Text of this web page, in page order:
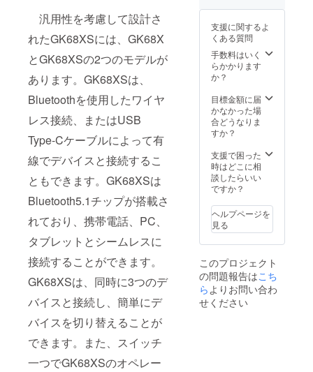
汎用性を考慮して設計さ
れたGK68XSには、GK68X
とGK68XSの2つのモデルが
あります。GK68XSは、
Bluetoothを使用したワイヤ
レス接続、またはUSB
Type-Cケーブルによって有
線でデバイスと接続するこ
ともできます。GK68XSは
Bluetooth5.1チップが搭載さ
れており、携帯電話、PC、
タブレットとシームレスに
接続することができます。
GK68XSは、同時に3つのデ
バイスと接続し、簡単にデ
バイスを切り替えることが
できます。また、スイッチ
一つでGK68XSのオペレー
キー
キャッ
プ*1 ア
ディ
ショナ
ル
キャッ
プ*1 ア
ディ
Space-
Barス
イッチ
*1
ケーブ
イッチ
分解
ツール
*1 キー
キャッ
ププー
ラー*1
●送料込
み 詳し
い同梱
商品
GK68X
S
イッチ
有線メ
カニカ
（プラ
スチッ
クシエ
ル）*1
s&Mac
レイア
ウト
キー
プ*1 ア
ディ
ショナ
ル
プス
チ、
GSAプ
ロファ
イル及
キャッ
プ
●Windo
イアウ
トをサ
ポート
●Cherr
カニカ
ルス
イッチ
（青
軸、茶
軸、赤
軸） ●
キー
キャッ
1900m
テリー
が搭載
されま
した。
ワイヤ
線切り
替え可
能
●1680
RGB
バック
ライ
ト、
スワッ
プス
イッ
チ、
ロファ
イル及
びPBT
キー
キャッ
支援に関するよ
くある質問
手数料はいく
らかかります
か？
目標金額に届
かなかった場
合どうなりま
すか？
支援で困った
時はどこに相
談したらいい
ですか？
ヘルプページを
見る
このプロジェクト
の問題報告はこち
ら よりお問い合わ
せください